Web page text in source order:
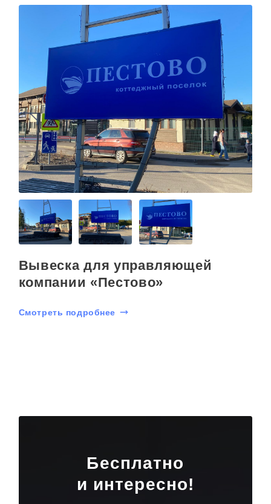
Вывеска для управляющей
компании «Пестово»
Смотреть подробнее
Бесплатно
и интересно!